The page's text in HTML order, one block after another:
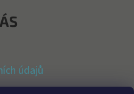
údajů